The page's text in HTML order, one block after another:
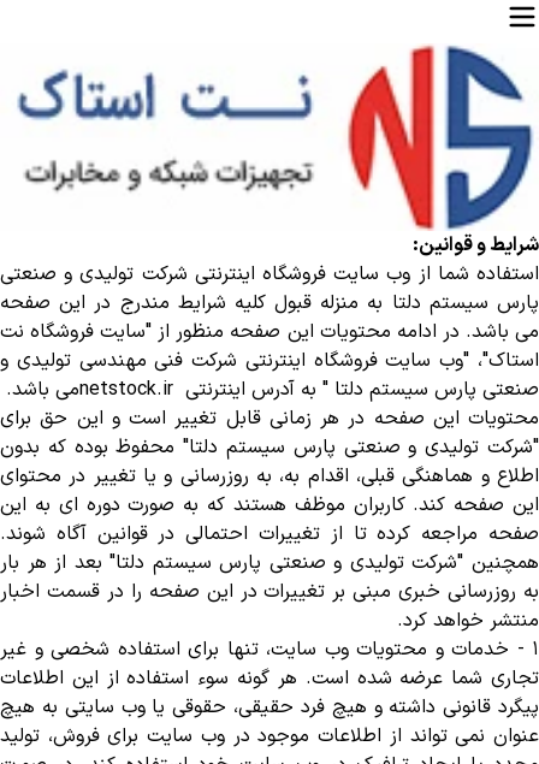
شرایط و قوانین:
استفاده شما از وب سایت فروشگاه اینترنتی شرکت تولیدی و صنعتی
پارس سیستم دلتا به منزله قبول کلیه شرایط مندرج در این صفحه
می باشد. در ادامه محتویات این صفحه منظور از "سایت فروشگاه نت
استاک"، "وب سایت فروشگاه اینترنتی شرکت فنی مهندسی تولیدی و
صنعتی پارس سیستم دلتا " به آدرس اینترنتی netstock.irمی باشد.
محتویات این صفحه در هر زمانی قابل تغییر است و این حق برای
"شرکت تولیدی و صنعتی پارس سیستم دلتا" محفوظ بوده که بدون
اطلاع و هماهنگی قبلی، اقدام به، به روزرسانی و یا تغییر در محتوای
این صفحه کند. کاربران موظف هستند که به صورت دوره ای به این
صفحه مراجعه کرده تا از تغییرات احتمالی در قوانین آگاه شوند.
همچنین "شرکت تولیدی و صنعتی پارس سیستم دلتا" بعد از هر بار
به روزرسانی خبری مبنی بر تغییرات در این صفحه را در قسمت اخبار
منتشر خواهد کرد.
١ - خدمات و محتویات وب سایت، تنها برای استفاده شخصی و غیر
تجاری شما عرضه شده است. هر گونه سوء استفاده از این اطلاعات
پیگرد قانونی داشته و هیچ فرد حقیقی، حقوقی یا وب سایتی به هیچ
عنوان نمی تواند از اطلاعات موجود در وب سایت برای فروش، تولید